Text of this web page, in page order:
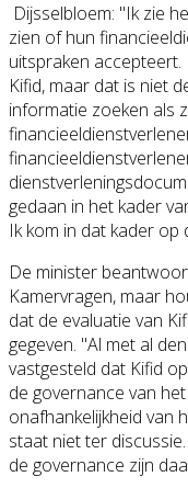
Dijsselbloem: "Ik zie
zien of hun
uitspraken
Kifid, maar dat is niet
informatie zoeken als
gedaan in het kader
Ik kom in dat kader op
De minister
Kamervragen, maar
dat de evaluatie van
gegeven. "Al met al
vastgesteld dat Kifid
de governance van
onafhankelijkheid van
staat niet ter
de governance zijn